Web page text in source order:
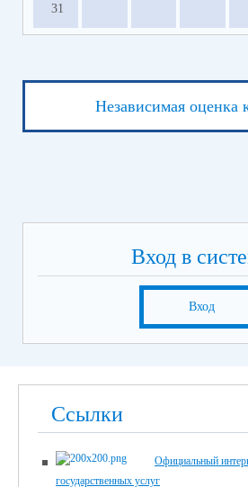
31
Независимая оценка
Вход в
Вход
Ссылки
Официальный
государственных услуг